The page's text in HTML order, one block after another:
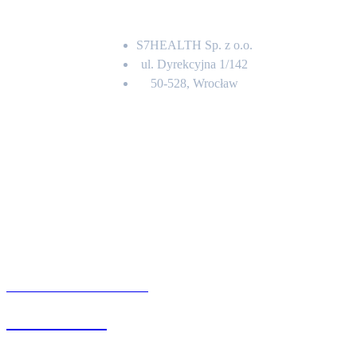
S7HEALTH Sp. z o.o.
ul. Dyrekcyjna 1/142
50-528, Wrocław